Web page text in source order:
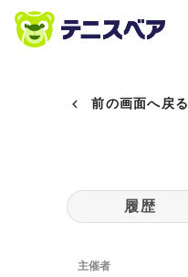
前の画面へ戻る
履歴
主催者